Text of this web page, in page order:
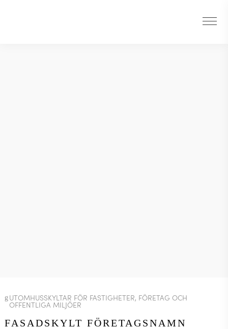
UTOMHUSSKYLTAR FÖR FASTIGHETER, FÖRETAG OCH
OFFENTLIGA MILJÖER
FASADSKYLT FÖRETAGSNAMN